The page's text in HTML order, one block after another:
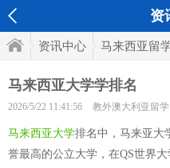
资
资讯中心 马来西亚留
马来西亚大学学排名
2026/5/22 11:41:56 教外澳大利亚留学
马来西亚大学排名中，马来亚大
誉最高的公立大学，在QS世界